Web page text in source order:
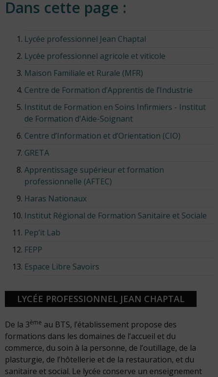
Dans cette page :
Lycée professionnel Jean Chaptal
Lycée professionnel agricole et viticole
Maison Familiale et Rurale (MFR)
Centre de Formation d’Apprentis de l’Industrie
Institut de Formation en Soins Infirmiers - Institut
de Formation d'Aide-Soignant
Centre d’Information et d’Orientation (CIO)
GRETA
Apprentissage supérieur et formation
professionnelle (AFTEC)
Haras Nationaux
Institut Régional de Formation Sanitaire et Sociale
Pep’it Lab
FEPP
Espace Libre Savoirs
LYCÉE PROFESSIONNEL JEAN CHAPTAL
De la 3ème au BTS, l’établissement propose des
formations dans les domaines de l’accueil et du
commerce, du soin à la personne, de l’outillage, de la
plasturgie, de l’hôtellerie et de la restauration, et du
sanitaire et social. Le lycée conserve un enseignement